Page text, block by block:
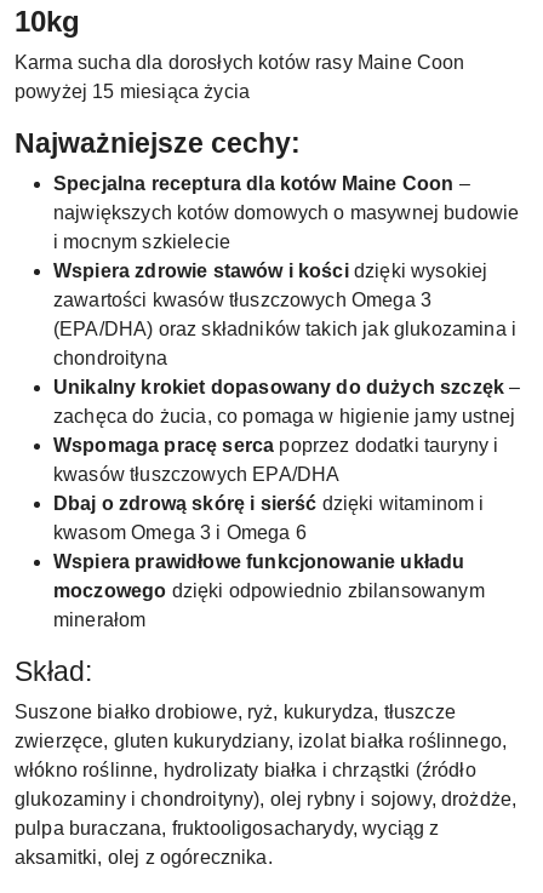
10kg
Karma sucha dla dorosłych kotów rasy Maine Coon
powyżej 15 miesiąca życia
Najważniejsze cechy:
Specjalna receptura dla kotów Maine Coon –
największych kotów domowych o masywnej budowie
i mocnym szkielecie
Wspiera zdrowie stawów i kościdzięki wysokiej
zawartości kwasów tłuszczowych Omega 3
(EPA/DHA) oraz składników takich jak glukozamina i
chondroityna
Unikalny krokiet dopasowany do dużych szczęk –
zachęca do żucia, co pomaga w higienie jamy ustnej
Wspomaga pracę serca poprzez dodatki tauryny i
kwasów tłuszczowych EPA/DHA
Dbaj o zdrową skórę i sierść dzięki witaminom i
kwasom Omega 3 i Omega 6
Wspiera prawidłowe funkcjonowanie układu
moczowego dzięki odpowiednio zbilansowanym
minerałom
Skład:
Suszone białko drobiowe, ryż, kukurydza, tłuszcze
zwierzęce, gluten kukurydziany, izolat białka roślinnego,
włókno roślinne, hydrolizaty białka i chrząstki (źródło
glukozaminy i chondroityny), olej rybny i sojowy, drożdże,
pulpa buraczana, fruktooligosacharydy, wyciąg z
aksamitki, olej z ogórecznika.